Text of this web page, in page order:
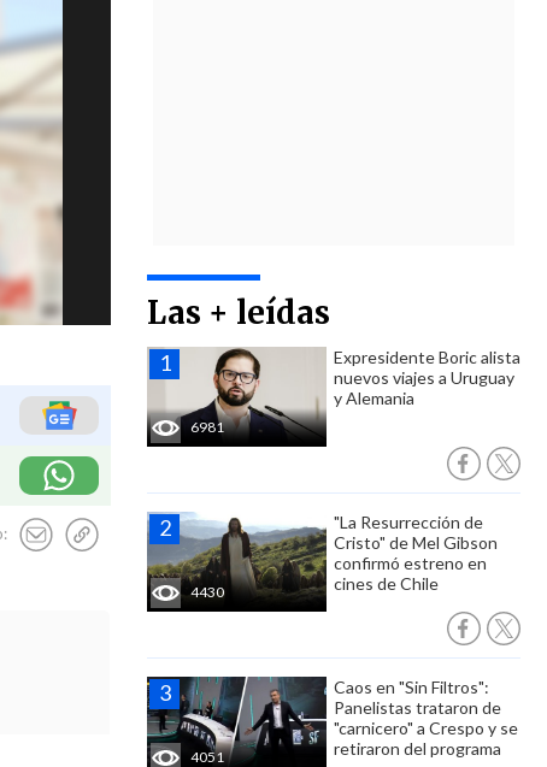
Las + leídas
6981
Expresidente Boric alista
nuevos viajes a Uruguay
y Alemania
4430
"La Resurrección de
Cristo" de Mel Gibson
confirmó estreno en
cines de Chile
4051
Caos en "Sin Filtros":
Panelistas trataron de
"carnicero" a Crespo y se
retiraron del programa